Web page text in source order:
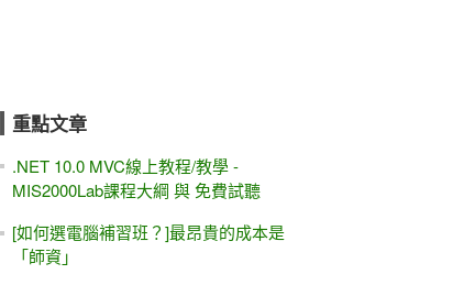
重點文章
.NET 10.0 MVC線上教程/教學 -
MIS2000Lab課程大綱 與 免費試聽
[如何選電腦補習班？]最昂貴的成本是
「師資」